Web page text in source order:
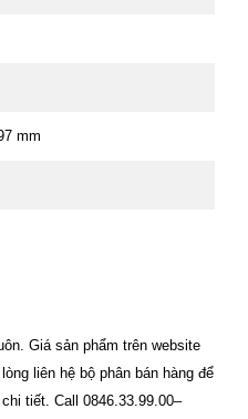
mm
Giá sản phẩm trên website
liên hệ bộ phân bán hàng để
tiết. Call 0846.33.99.00–